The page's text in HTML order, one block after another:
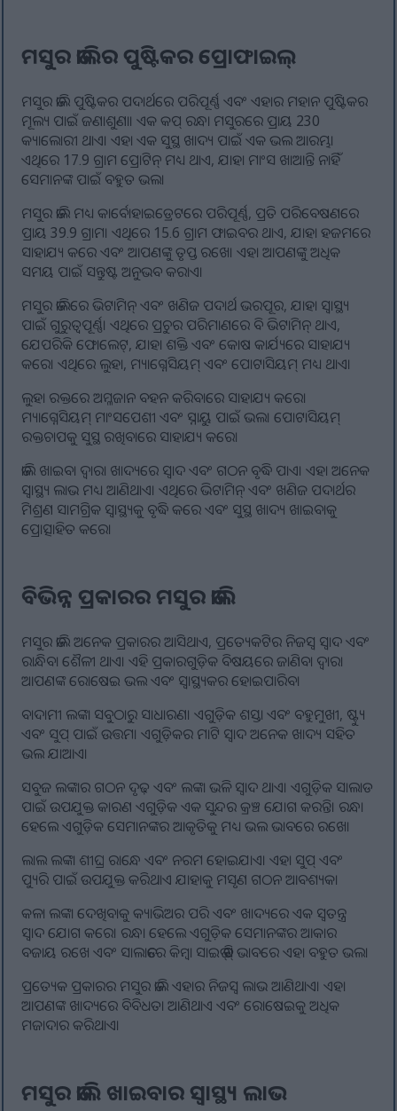
ମସୁର ଡାଲିର ପୁଷ୍ଟିକର ପ୍ରୋଫାଇଲ୍
ମସୁର ଡାଲି ପୁଷ୍ଟିକର ପଦାର୍ଥରେ ପରିପୂର୍ଣ୍ଣ ଏବଂ ଏହାର ମହାନ ପୁଷ୍ଟିକର
ମୂଲ୍ୟ ପାଇଁ ଜଣାଶୁଣା। ଏକ କପ୍ ରନ୍ଧା ମସୁରରେ ପ୍ରାୟ 230
କ୍ୟାଲୋରୀ ଥାଏ। ଏହା ଏକ ସୁସ୍ଥ ଖାଦ୍ୟ ପାଇଁ ଏକ ଭଲ ଆରମ୍ଭ।
ଏଥିରେ 17.9 ଗ୍ରାମ ପ୍ରୋଟିନ୍ ମଧ୍ୟ ଥାଏ, ଯାହା ମାଂସ ଖାଆନ୍ତି ନାହିଁ
ସେମାନଙ୍କ ପାଇଁ ବହୁତ ଭଲ।
ମସୁର ଡାଲି ମଧ୍ୟ କାର୍ବୋହାଇଡ୍ରେଟରେ ପରିପୂର୍ଣ୍ଣ, ପ୍ରତି ପରିବେଷଣରେ
ପ୍ରାୟ 39.9 ଗ୍ରାମ। ଏଥିରେ 15.6 ଗ୍ରାମ ଫାଇବର ଥାଏ, ଯାହା ହଜମରେ
ସାହାଯ୍ୟ କରେ ଏବଂ ଆପଣଙ୍କୁ ତୃପ୍ତ ରଖେ। ଏହା ଆପଣଙ୍କୁ ଅଧିକ
ସମୟ ପାଇଁ ସନ୍ତୁଷ୍ଟ ଅନୁଭବ କରାଏ।
ମସୁର ଡାଲିରେ ଭିଟାମିନ୍ ଏବଂ ଖଣିଜ ପଦାର୍ଥ ଭରପୂର, ଯାହା ସ୍ୱାସ୍ଥ୍ୟ
ପାଇଁ ଗୁରୁତ୍ୱପୂର୍ଣ୍ଣ। ଏଥିରେ ପ୍ରଚୁର ପରିମାଣରେ ବି ଭିଟାମିନ୍ ଥାଏ,
ଯେପରିକି ଫୋଲେଟ୍, ଯାହା ଶକ୍ତି ଏବଂ କୋଷ କାର୍ଯ୍ୟରେ ସାହାଯ୍ୟ
କରେ। ଏଥିରେ ଲୁହା, ମ୍ୟାଗ୍ନେସିୟମ୍ ଏବଂ ପୋଟାସିୟମ୍ ମଧ୍ୟ ଥାଏ।
ଲୁହା ରକ୍ତରେ ଅମ୍ଳଜାନ ବହନ କରିବାରେ ସାହାଯ୍ୟ କରେ।
ମ୍ୟାଗ୍ନେସିୟମ୍ ମାଂସପେଶୀ ଏବଂ ସ୍ନାୟୁ ପାଇଁ ଭଲ। ପୋଟାସିୟମ୍
ରକ୍ତଚାପକୁ ସୁସ୍ଥ ରଖିବାରେ ସାହାଯ୍ୟ କରେ।
ଡାଲି ଖାଇବା ଦ୍ଵାରା ଖାଦ୍ୟରେ ସ୍ୱାଦ ଏବଂ ଗଠନ ବୃଦ୍ଧି ପାଏ। ଏହା ଅନେକ
ସ୍ୱାସ୍ଥ୍ୟ ଲାଭ ମଧ୍ୟ ଆଣିଥାଏ। ଏଥିରେ ଭିଟାମିନ୍ ଏବଂ ଖଣିଜ ପଦାର୍ଥର
ମିଶ୍ରଣ ସାମଗ୍ରିକ ସ୍ୱାସ୍ଥ୍ୟକୁ ବୃଦ୍ଧି କରେ ଏବଂ ସୁସ୍ଥ ଖାଦ୍ୟ ଖାଇବାକୁ
ପ୍ରୋତ୍ସାହିତ କରେ।
ବିଭିନ୍ନ ପ୍ରକାରର ମସୁର ଡାଲି
ମସୁର ଡାଲି ଅନେକ ପ୍ରକାରର ଆସିଥାଏ, ପ୍ରତ୍ୟେକଟିର ନିଜସ୍ୱ ସ୍ୱାଦ ଏବଂ
ରାନ୍ଧିବା ଶୈଳୀ ଥାଏ। ଏହି ପ୍ରକାରଗୁଡ଼ିକ ବିଷୟରେ ଜାଣିବା ଦ୍ଵାରା
ଆପଣଙ୍କ ରୋଷେଇ ଭଲ ଏବଂ ସ୍ୱାସ୍ଥ୍ୟକର ହୋଇପାରିବ।
ବାଦାମୀ ଲଙ୍କା ସବୁଠାରୁ ସାଧାରଣ। ଏଗୁଡ଼ିକ ଶସ୍ତା ଏବଂ ବହୁମୁଖୀ, ଷ୍ଟ୍ୟୁ
ଏବଂ ସୁପ୍ ପାଇଁ ଉତ୍ତମ। ଏଗୁଡ଼ିକର ମାଟି ସ୍ୱାଦ ଅନେକ ଖାଦ୍ୟ ସହିତ
ଭଲ ଯାଆଏ।
ସବୁଜ ଲଙ୍କାର ଗଠନ ଦୃଢ଼ ଏବଂ ଲଙ୍କା ଭଳି ସ୍ୱାଦ ଥାଏ। ଏଗୁଡ଼ିକ ସାଲାଡ
ପାଇଁ ଉପଯୁକ୍ତ କାରଣ ଏଗୁଡ଼ିକ ଏକ ସୁନ୍ଦର କ୍ରଞ୍ଚ ଯୋଗ କରନ୍ତି। ରନ୍ଧା
ହେଲେ ଏଗୁଡ଼ିକ ସେମାନଙ୍କର ଆକୃତିକୁ ମଧ୍ୟ ଭଲ ଭାବରେ ରଖେ।
ଲାଲ ଲଙ୍କା ଶୀଘ୍ର ରାନ୍ଧେ ଏବଂ ନରମ ହୋଇଯାଏ। ଏହା ସୁପ୍ ଏବଂ
ପ୍ୟୁରି ପାଇଁ ଉପଯୁକ୍ତ କରିଥାଏ ଯାହାକୁ ମସୃଣ ଗଠନ ଆବଶ୍ୟକ।
କଳା ଲଙ୍କା ଦେଖିବାକୁ କ୍ୟାଭିଅର ପରି ଏବଂ ଖାଦ୍ୟରେ ଏକ ସ୍ୱତନ୍ତ୍ର
ସ୍ୱାଦ ଯୋଗ କରେ। ରନ୍ଧା ହେଲେ ଏଗୁଡ଼ିକ ସେମାନଙ୍କର ଆକାର
ବଜାୟ ରଖେ ଏବଂ ସାଲାଡରେ କିମ୍ବା ସାଇଡ୍ ଡିସ୍ ଭାବରେ ଏହା ବହୁତ ଭଲ।
ପ୍ରତ୍ୟେକ ପ୍ରକାରର ମସୁର ଡାଲି ଏହାର ନିଜସ୍ୱ ଲାଭ ଆଣିଥାଏ। ଏହା
ଆପଣଙ୍କ ଖାଦ୍ୟରେ ବିବିଧତା ଆଣିଥାଏ ଏବଂ ରୋଷେଇକୁ ଅଧିକ
ମଜାଦାର କରିଥାଏ।
ମସୁର ଡାଲି ଖାଇବାର ସ୍ୱାସ୍ଥ୍ୟ ଲାଭ